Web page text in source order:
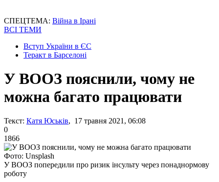
СПЕЦТЕМА: Війна в Ірані
ВСІ ТЕМИ
Вступ України в ЄС
Теракт в Барселоні
У ВООЗ пояснили, чому не
можна багато працювати
Текст: Катя Юськів, 17 травня 2021, 06:08
0
1866
Фото: Unsplash
У ВООЗ попередили про ризик інсульту через понаднормову
роботу